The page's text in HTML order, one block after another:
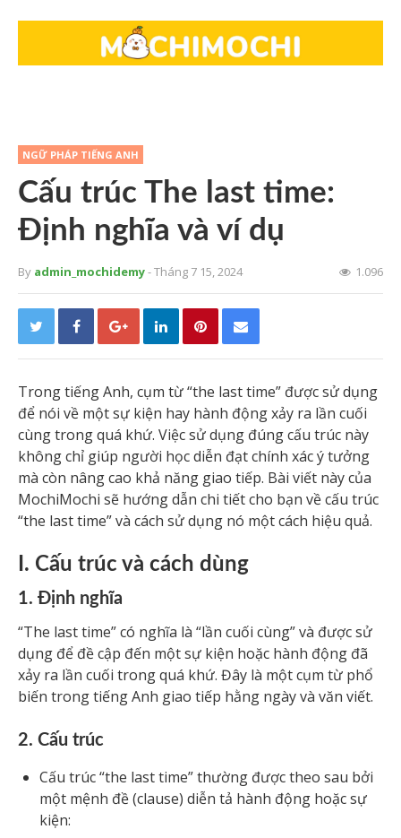
NGỮ PHÁP TIẾNG ANH
Cấu trúc The last time:
Định nghĩa và ví dụ
By admin_mochidemy- Tháng 7 15, 2024 1.096
Trong tiếng Anh, cụm từ “the last time” được sử dụng
để nói về một sự kiện hay hành động xảy ra lần cuối
cùng trong quá khứ. Việc sử dụng đúng cấu trúc này
không chỉ giúp người học diễn đạt chính xác ý tưởng
mà còn nâng cao khả năng giao tiếp. Bài viết này của
MochiMochi sẽ hướng dẫn chi tiết cho bạn về cấu trúc
“the last time” và cách sử dụng nó một cách hiệu quả.
I. Cấu trúc và cách dùng
1. Định nghĩa
“The last time” có nghĩa là “lần cuối cùng” và được sử
dụng để đề cập đến một sự kiện hoặc hành động đã
xảy ra lần cuối trong quá khứ. Đây là một cụm từ phổ
biến trong tiếng Anh giao tiếp hằng ngày và văn viết.
2. Cấu trúc
Cấu trúc “the last time” thường được theo sau bởi
một mệnh đề (clause) diễn tả hành động hoặc sự
kiện: